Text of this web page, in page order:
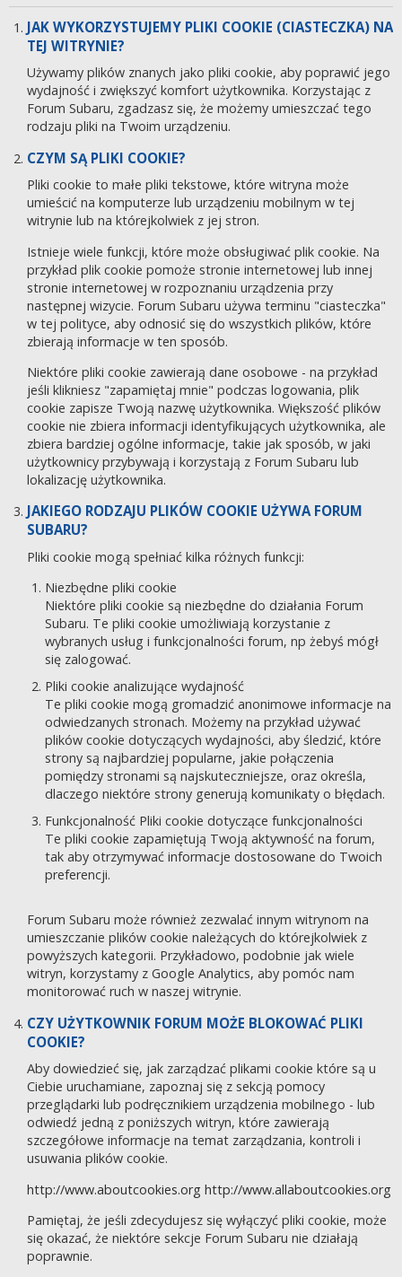
JAK WYKORZYSTUJEMY PLIKI COOKIE (CIASTECZKA) NA
TEJ WITRYNIE?
Używamy plików znanych jako pliki cookie, aby poprawić jego
wydajność i zwiększyć komfort użytkownika. Korzystając z
Forum Subaru, zgadzasz się, że możemy umieszczać tego
rodzaju pliki na Twoim urządzeniu.
CZYM SĄ PLIKI COOKIE?
Pliki cookie to małe pliki tekstowe, które witryna może
umieścić na komputerze lub urządzeniu mobilnym w tej
witrynie lub na którejkolwiek z jej stron.
Istnieje wiele funkcji, które może obsługiwać plik cookie. Na
przykład plik cookie pomoże stronie internetowej lub innej
stronie internetowej w rozpoznaniu urządzenia przy
następnej wizycie. Forum Subaru używa terminu "ciasteczka"
w tej polityce, aby odnosić się do wszystkich plików, które
zbierają informacje w ten sposób.
Niektóre pliki cookie zawierają dane osobowe - na przykład
jeśli klikniesz "zapamiętaj mnie" podczas logowania, plik
cookie zapisze Twoją nazwę użytkownika. Większość plików
cookie nie zbiera informacji identyfikujących użytkownika, ale
zbiera bardziej ogólne informacje, takie jak sposób, w jaki
użytkownicy przybywają i korzystają z Forum Subaru lub
lokalizację użytkownika.
JAKIEGO RODZAJU PLIKÓW COOKIE UŻYWA FORUM
SUBARU?
Pliki cookie mogą spełniać kilka różnych funkcji:
Niezbędne pliki cookie
Niektóre pliki cookie są niezbędne do działania Forum
Subaru. Te pliki cookie umożliwiają korzystanie z
wybranych usług i funkcjonalności forum, np żebyś mógł
się zalogować.
Pliki cookie analizujące wydajność
Te pliki cookie mogą gromadzić anonimowe informacje na
odwiedzanych stronach. Możemy na przykład używać
plików cookie dotyczących wydajności, aby śledzić, które
strony są najbardziej popularne, jakie połączenia
pomiędzy stronami są najskuteczniejsze, oraz określa,
dlaczego niektóre strony generują komunikaty o błędach.
Funkcjonalność Pliki cookie dotyczące funkcjonalności
Te pliki cookie zapamiętują Twoją aktywność na forum,
tak aby otrzymywać informacje dostosowane do Twoich
preferencji.
Forum Subaru może również zezwalać innym witrynom na
umieszczanie plików cookie należących do którejkolwiek z
powyższych kategorii. Przykładowo, podobnie jak wiele
witryn, korzystamy z Google Analytics, aby pomóc nam
monitorować ruch w naszej witrynie.
CZY UŻYTKOWNIK FORUM MOŻE BLOKOWAĆ PLIKI
COOKIE?
Aby dowiedzieć się, jak zarządzać plikami cookie które są u
Ciebie uruchamiane, zapoznaj się z sekcją pomocy
przeglądarki lub podręcznikiem urządzenia mobilnego - lub
odwiedź jedną z poniższych witryn, które zawierają
szczegółowe informacje na temat zarządzania, kontroli i
usuwania plików cookie.
http://www.aboutcookies.org http://www.allaboutcookies.org
Pamiętaj, że jeśli zdecydujesz się wyłączyć pliki cookie, może
się okazać, że niektóre sekcje Forum Subaru nie działają
poprawnie.